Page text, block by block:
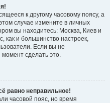
к другому часовому поясу, а
случае измените в личных
вы находитесь: Москва, Киев и
как и большинство настроек,
Если вы не
сделать это.
равно неправильное!
часовой пояс, но время